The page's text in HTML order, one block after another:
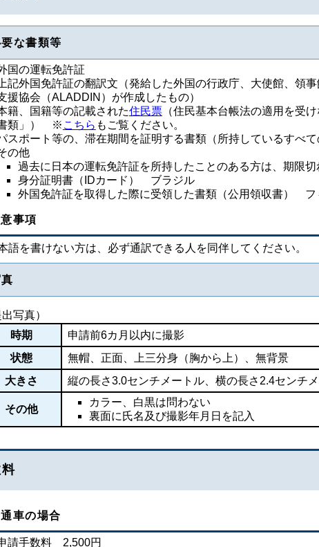
要な書類等
国の運転免許証
上記外国免許証の翻訳文（発給した外国の行政庁、大使館、領事
援協会（ALADDIN）が作成したもの）
籍、国籍等の記載された住民票（住民基本台帳法の適用を受
類」） ※ こちら もご覧ください。
スポート等の、滞在期間を証明する書類（所持しているすべて
の他
過去に日本の運転免許証を所持したことのある方は、期限
身分証明書（IDカード） ブラジル
外国免許証を取得した際に受領した書類（公用領収書） フ
事項
語を書けない方は、必ず通訳できる人を同伴してください。
出写真）
時期
申請前6カ月以内に撮影
状態
無帽、正面、上三分身（胸から上）、無背景
大きさ
縦の長さ3.0センチメートル、横の長さ2.4センチ
その他
カラー、白黒は問わない
裏面に氏名及び撮影年月日を記入
車の場合
請手数料 2,500円